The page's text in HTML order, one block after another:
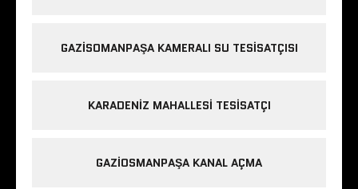
GAZISOMANPAŞA KAMERALI SU TESISATÇISI
KARADENIZ MAHALLESI TESISATÇI
GAZIOSMANPAŞA KANAL AÇMA